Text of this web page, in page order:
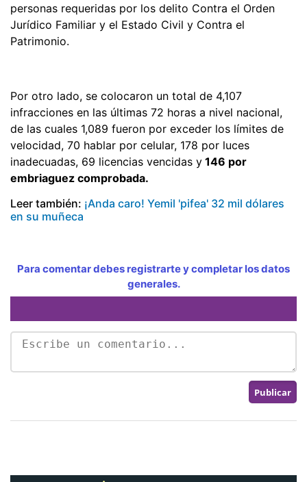
personas requeridas por los delito Contra el Orden
Jurídico Familiar y el Estado Civil y Contra el
Patrimonio.
Por otro lado, se colocaron un total de 4,107
infracciones en las últimas 72 horas a nivel nacional,
de las cuales 1,089 fueron por exceder los límites de
velocidad, 70 hablar por celular, 178 por luces
inadecuadas, 69 licencias vencidas y 146 por
embriaguez comprobada.
Leer también: ¡Anda caro! Yemil 'pifea' 32 mil dólares
en su muñeca
Para comentar debes registrarte y completar los datos
generales.